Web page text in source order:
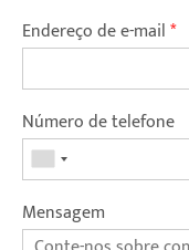
Endereço de e-mail*
Número de telefone
Mensagem